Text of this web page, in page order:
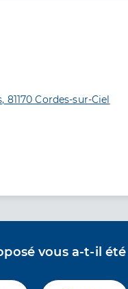
santé
81170 Cordes-sur-Ciel
vous a-t-il